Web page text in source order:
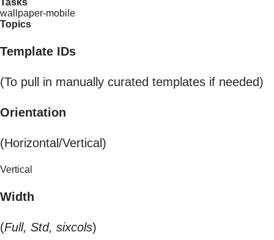
Tasks
wallpaper-mobile
Topics
Template IDs
(To pull in manually curated templates if needed)
Orientation
(Horizontal/Vertical)
Vertical
Width
(Full, Std, sixcols)